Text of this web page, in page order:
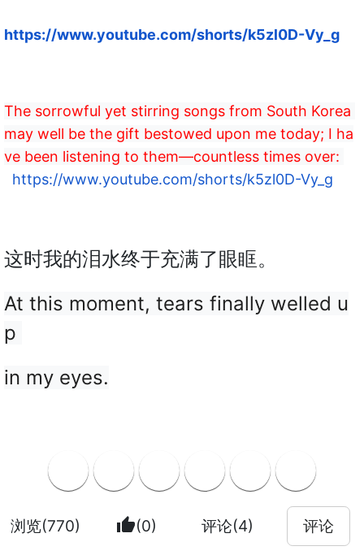
https://www.youtube.com/shorts/k5zl0D-Vy_g
The sorrowful yet stirring songs from South Korea
may well be the gift bestowed upon me today; I ha
https://www.youtube.com/shorts/k5zl0D-Vy_g
这时我的泪水终于充满了眼眶。
At this moment, tears finally welled u
p
in my eyes.
浏览(770) thumb_up(0) 评论(4) 评论